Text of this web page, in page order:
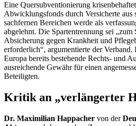
Eine Quersubventionierung
Abwicklungsfonds durch Versicherte aus
sachfernen Bereichen werde als
abgelehnt. Die Spartentrennung sei „zum
Absicherung gegen Krankheit und
erforderlich“, argumentierte der
Europa bereits bestehende Rechts- und
ausreichende Gewähr für einen
Beteiligten.
Kritik an „verlängerter
Dr. Maximilian Happacher von der